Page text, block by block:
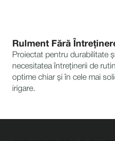
Rulment Fără
Proiectat pentru durabilitate
necesitatea întreținerii de
optime chiar și în cele mai
irigare.